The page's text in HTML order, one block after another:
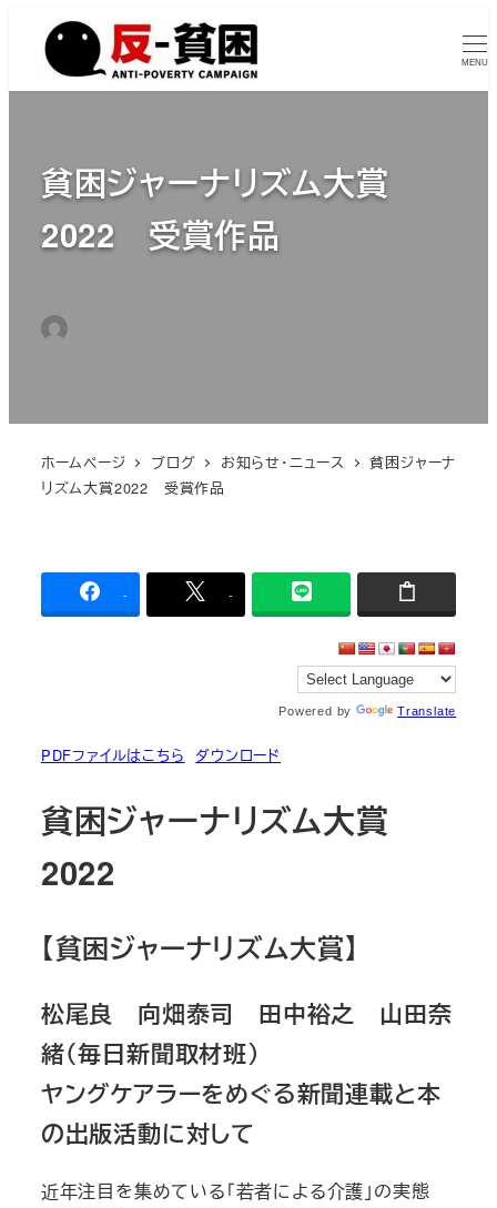
ン
MENU
貧困ジャーナリズム大賞
2022 受賞作品
投稿日
著
tumugiisuta
ホームページ ブログ お知らせ・ニュース
貧困ジャーナ
リズム大賞2022 受賞作品
- -
Powered by Translate
PDFファイルはこちら ダウンロード
貧困ジャーナリズム大賞
2022
【貧困ジャーナリズム大賞】
松尾良 向畑泰司 田中裕之 山田奈
緒（毎日新聞取材班）
ヤングケアラーをめぐる新聞連載と本
の出版活動に対して
近年注目を集めている「若者による介護」の実態